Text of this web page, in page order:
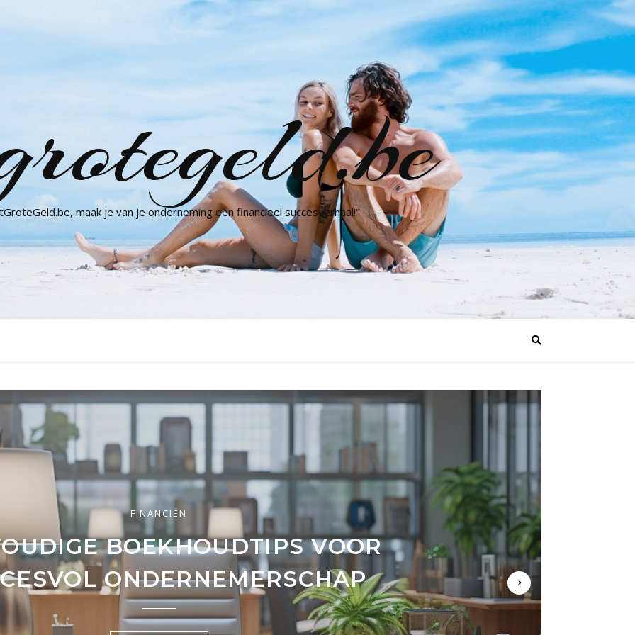
maak je van je onderneming een financieel succesverhaal!"
FINANCIËN
BOEKHOUDTIPS VOOR
ONDERNEMERSCHAP
NIET GECATEGORISEERD
HOE BEREKEN JE DE
EN WAT ZIJN
DE VOORDELEN?
FINANCIËN
VAN DE NIEUWSTE
IN DE FINANCIËLE
WERELD